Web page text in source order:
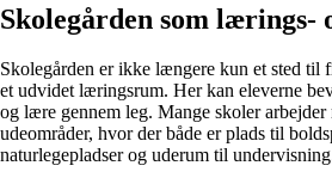
Skolegården som lærings-
Skolegården er ikke længere kun et sted til
et udvidet læringsrum. Her kan eleverne
og lære gennem leg. Mange skoler arbejder
udeområder, hvor der både er plads til
naturlegepladser og uderum til